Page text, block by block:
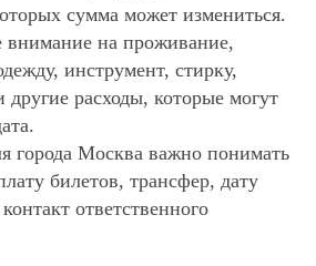
сумма может измениться.
внимание на проживание,
инструмент, стирку,
расходы, которые могут
города Москва важно понимать
билетов, трансфер, дату
ответственного